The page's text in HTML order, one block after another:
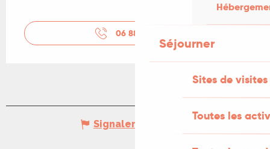
Séjourner
Sites de visites
Toutes les
06 88 17 22
Signaler une erreur